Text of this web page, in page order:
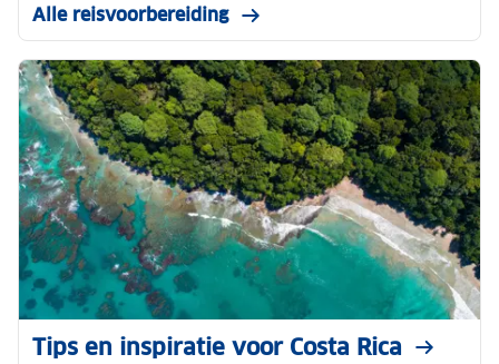
Alle reisvoorbereiding
Tips en inspiratie voor Costa Rica